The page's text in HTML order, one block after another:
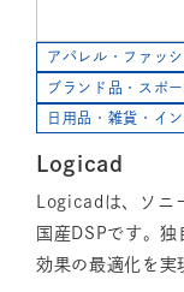
アパレル・ファッ
ブランド品・スポ
日用品・雑貨・イ
Logicad
Logicadは、ソニ
国産DSPです。
効果の最適化を実